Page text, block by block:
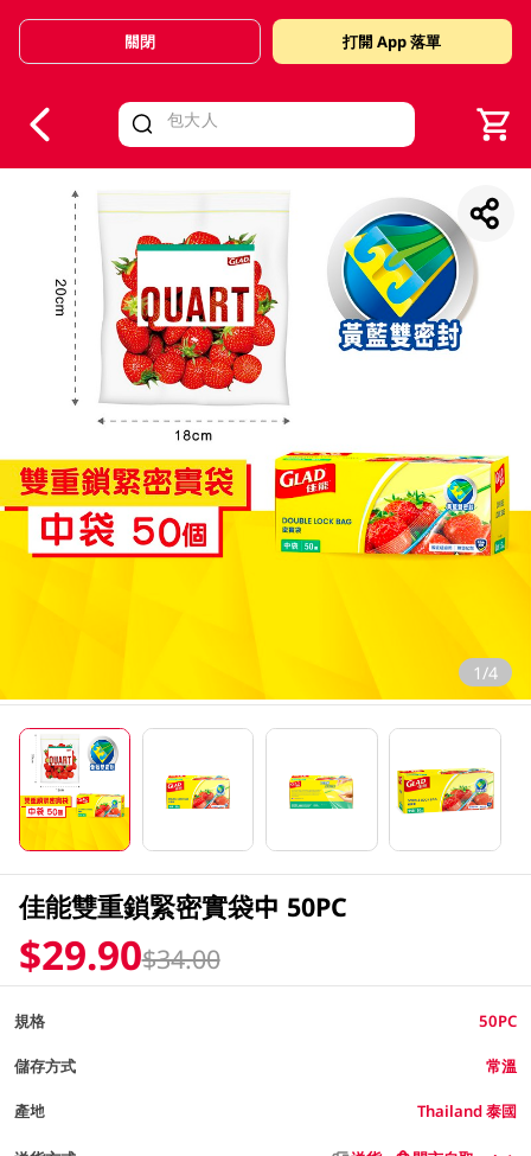
Valid Until 30 June 2026
關閉 打開 App 落單
1/4
佳能雙重鎖緊密實袋中 50PC
$29.90$34.00
規格 50PC
儲存方式 常溫
產地 Thailand 泰國